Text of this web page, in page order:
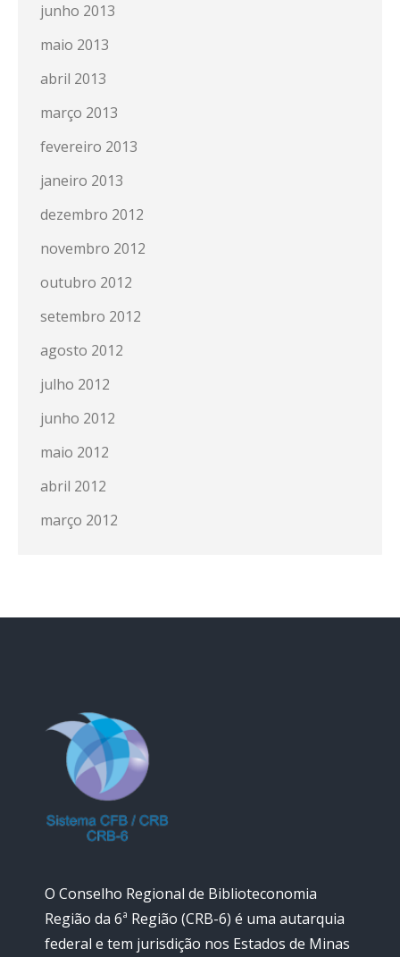
junho 2013
maio 2013
abril 2013
março 2013
fevereiro 2013
janeiro 2013
dezembro 2012
novembro 2012
outubro 2012
setembro 2012
agosto 2012
julho 2012
junho 2012
maio 2012
abril 2012
março 2012
O Conselho Regional de Biblioteconomia
Região da 6ª Região (CRB-6) é uma autarquia
federal e tem jurisdição nos Estados de Minas